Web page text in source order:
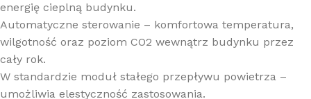
energię cieplną budynku.
Automatyczne sterowanie – komfortowa temperatura,
wilgotność oraz poziom CO2 wewnątrz budynku przez
cały rok.
W standardzie moduł stałego przepływu powietrza –
umożliwia elestyczność zastosowania.